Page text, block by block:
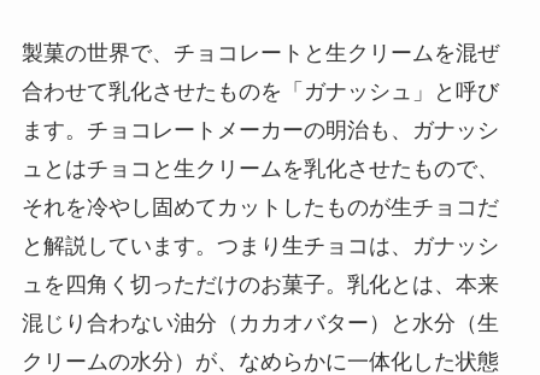
製菓の世界で、チョコレートと生クリームを混ぜ
合わせて乳化させたものを「ガナッシュ」と呼び
ます。チョコレートメーカーの明治も、ガナッシ
ュとはチョコと生クリームを乳化させたもので、
それを冷やし固めてカットしたものが生チョコだ
と解説しています。つまり生チョコは、ガナッシ
ュを四角く切っただけのお菓子。乳化とは、本来
混じり合わない油分（カカオバター）と水分（生
クリームの水分）が、なめらかに一体化した状態